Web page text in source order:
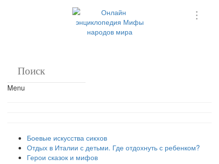
Menu
Боевые искусства сикхов
Отдых в Италии с детьми. Где отдохнуть с ребенком?
Герои сказок и мифов